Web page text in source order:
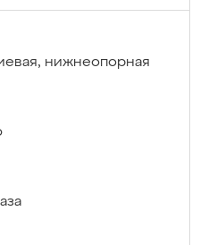
нижнеопорная